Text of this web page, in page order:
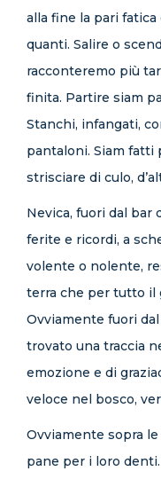
alla fine la pari
quanti. Salire o
racconteremo più
finita. Partire siam
Stanchi, infangati,
pantaloni. Siam fatti
strisciare di culo,
Nevica, fuori dal bar
ferite e ricordi, a
volente o nolente,
terra che per tutto il
Ovviamente fuori
trovato una traccia
emozione e di
veloce nel bosco,
Ovviamente sopra
pane per i loro